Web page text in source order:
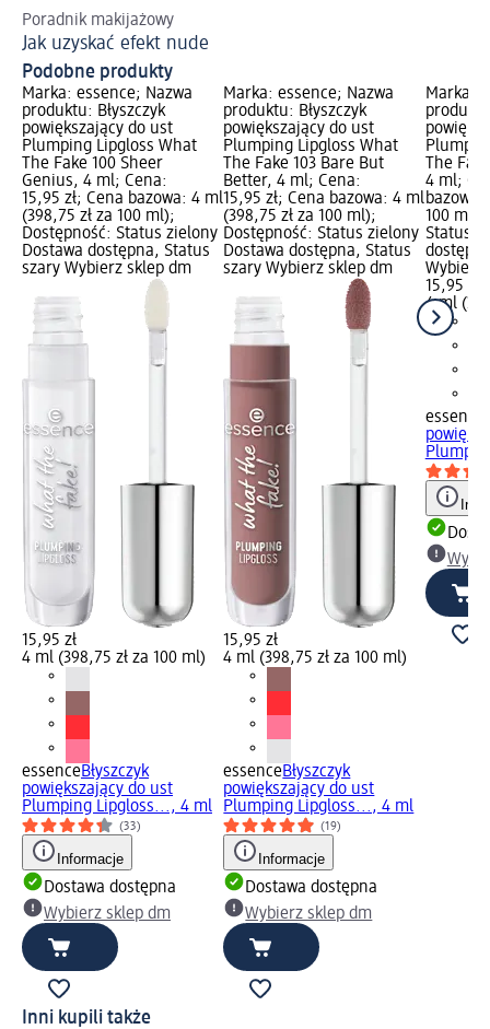
Poradnik makijażowy
Jak uzyskać efekt nude
Podobne produkty
Marka: essence; Nazwa
produktu: Błyszczyk
powiększający do ust
Plumping Lipgloss What
The Fake 100 Sheer
Genius, 4 ml; Cena:
15,95 zł; Cena bazowa: 4 ml
(398,75 zł za 100 ml);
Dostępność: Status zielony
Dostawa dostępna, Status
szary Wybierz sklep dm
15,95 zł
4 ml (398,75 zł za 100 ml)
essenceBłyszczyk
powiększający do ust
Plumping Lipgloss..., 4 ml
(33)
Informacje
Dostawa dostępna
Wybierz sklep dm
Marka: essence; Nazwa
produktu: Błyszczyk
powiększający do ust
Plumping Lipgloss What
The Fake 103 Bare But
Better, 4 ml; Cena:
15,95 zł; Cena bazowa: 4 ml
(398,75 zł za 100 ml);
Dostępność: Status zielony
Dostawa dostępna, Status
szary Wybierz sklep dm
15,95 zł
4 ml (398,75 zł za 100 ml)
essenceBłyszczyk
powiększający do ust
Plumping Lipgloss..., 4 ml
(19)
Informacje
Dostawa dostępna
Wybierz sklep dm
Marka:
The
4 ml;
bazowa:
100 ml);
Status
Wybierz
15,95 zł
4 ml
essence
Inni kupili także